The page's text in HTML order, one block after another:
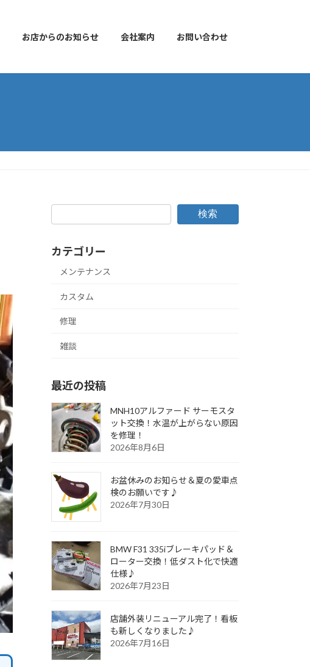
お店からのお知らせ 会社案内 お問い合わせ
検索
カテゴリー
メンテナンス
カスタム
修理
雑談
最近の投稿
MNH10アルファード サーモスタ
ット交換！水温が上がらない原因
を修理！
2026年8月6日
お盆休みのお知らせ＆夏の愛車点
検のお願いです♪
2026年7月30日
BMW F31 335iブレーキパッド＆
ローター交換！低ダスト化で快適
仕様♪
2026年7月23日
店舗外装リニューアル完了！看板
も新しくなりました♪
2026年7月16日